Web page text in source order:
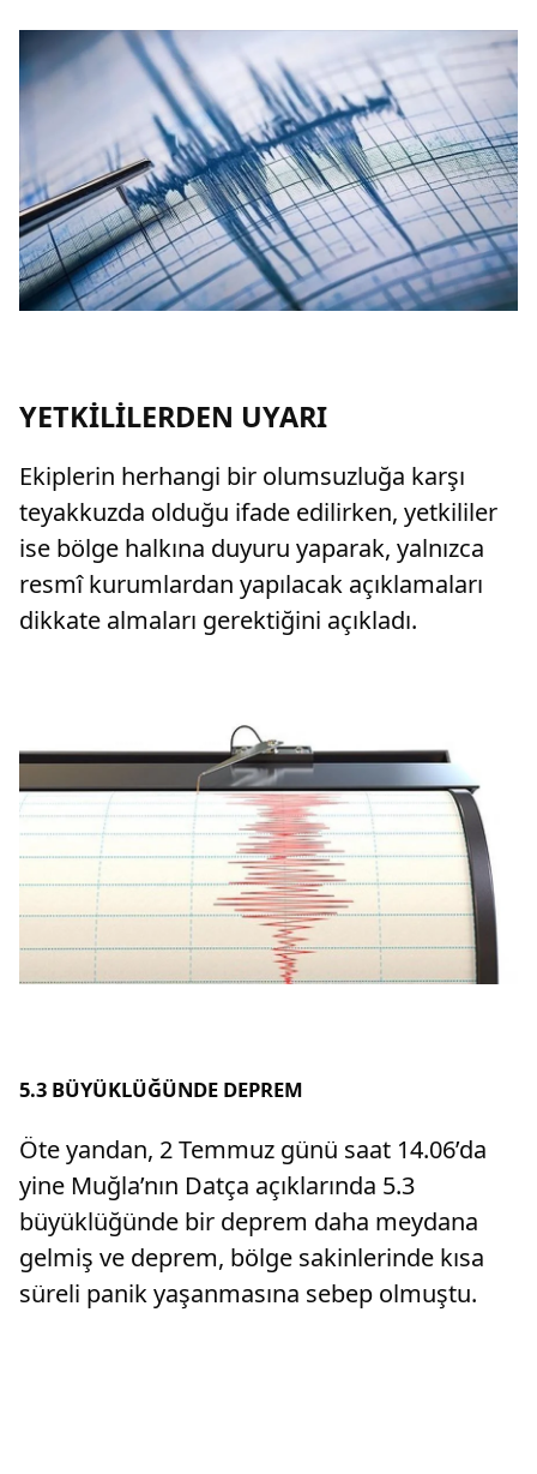
YETKİLİLERDEN UYARI
Ekiplerin herhangi bir olumsuzluğa karşı
teyakkuzda olduğu ifade edilirken, yetkililer
ise bölge halkına duyuru yaparak, yalnızca
resmî kurumlardan yapılacak açıklamaları
dikkate almaları gerektiğini açıkladı.
5.3 BÜYÜKLÜĞÜNDE DEPREM
Öte yandan, 2 Temmuz günü saat 14.06’da
yine Muğla’nın Datça açıklarında 5.3
büyüklüğünde bir deprem daha meydana
gelmiş ve deprem, bölge sakinlerinde kısa
süreli panik yaşanmasına sebep olmuştu.